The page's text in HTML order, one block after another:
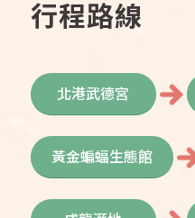
行程路線
北港武德宮
黃金蝙蝠生態館